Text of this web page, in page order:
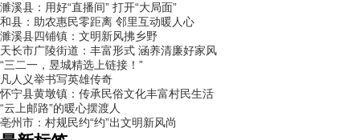
濉溪县：用好“直播间” 打开“大局面”
和县：助农惠民零距离 邻里互动暖人心
濉溪县四铺镇：文明新风拂乡野
天长市广陵街道：丰富形式 涵养清廉好家风
“三二一，昱城精选上链接！”
凡人义举书写英雄传奇
怀宁县黄墩镇：传承民俗文化丰富村民生活
“云上邮路”的暖心摆渡人
亳州市：村规民约“约”出文明新风尚